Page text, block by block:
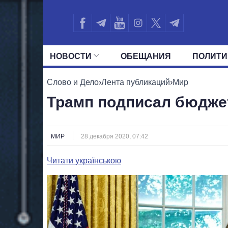
НОВОСТИ ОБЕЩАНИЯ
ВСЕ ПОЛИТИКИ ПРЕЗИДЕНТ И
Слово и Дело›Лента публикаций›Мир
Трамп подписал
МИР 28 декабря 2020, 07:42
Читати українською